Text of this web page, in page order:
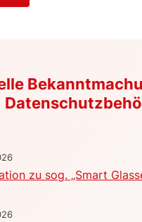
zu sog. „Smart